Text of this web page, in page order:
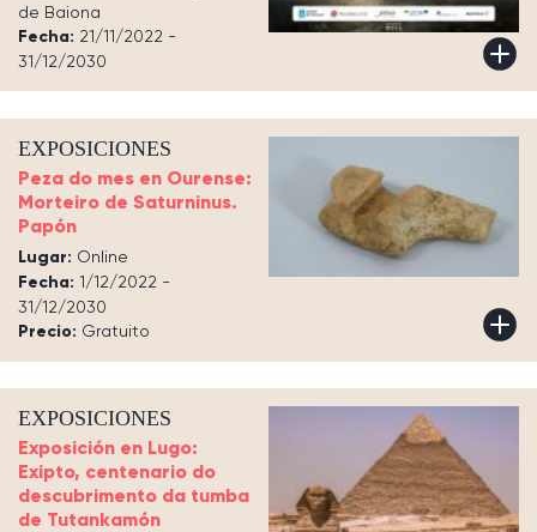
de Baiona
Fecha: 21/11/2022 -
31/12/2030
EXPOSICIONES
Peza do mes en Ourense:
Morteiro de Saturninus.
Papón
Lugar: Online
Fecha: 1/12/2022 -
31/12/2030
Precio: Gratuito
EXPOSICIONES
Exposición en Lugo:
Exipto, centenario do
descubrimento da tumba
de Tutankamón